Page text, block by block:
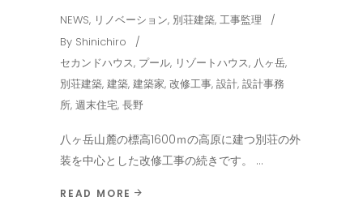
NEWS, リノベーション, 別荘建築, 工事監理
By Shinichiro
セカンドハウス, プール, リゾートハウス, 八ヶ岳,
別荘建築, 建築, 建築家, 改修工事, 設計, 設計事務
所, 週末住宅, 長野
八ヶ岳山麓の標高1600ｍの高原に建つ別荘の外
装を中心とした改修工事の続きです。
READ MORE